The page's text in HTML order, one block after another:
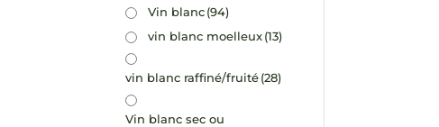
Vin blanc(94)
vin blanc moelleux(13)
vin blanc raffiné/fruité(28)
Vin blanc sec ou